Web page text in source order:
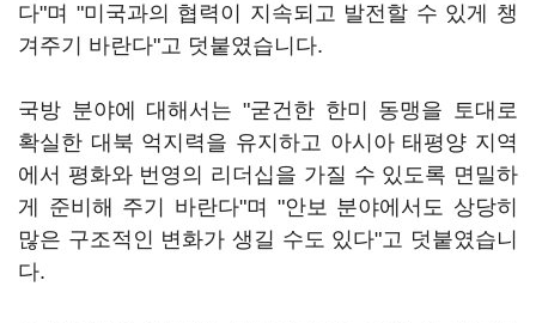
다"며 "미국과의 협력이 지속되고 발전할 수 있게 챙
겨주기 바란다"고 덧붙였습니다.
국방 분야에 대해서는 "굳건한 한미 동맹을 토대로
확실한 대북 억지력을 유지하고 아시아 태평양 지역
에서 평화와 번영의 리더십을 가질 수 있도록 면밀하
게 준비해 주기 바란다"며 "안보 분야에서도 상당히
많은 구조적인 변화가 생길 수도 있다"고 덧붙였습니
다.